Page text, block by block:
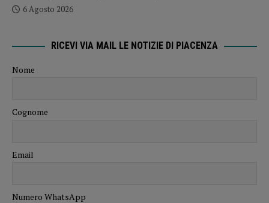
6 Agosto 2026
RICEVI VIA MAIL LE NOTIZIE DI PIACENZA
Nome
Cognome
Email
Numero WhatsApp